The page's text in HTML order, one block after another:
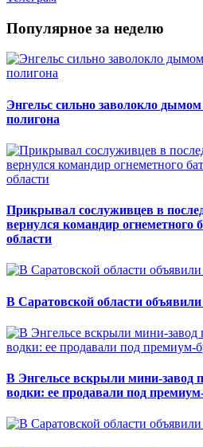
Популярное за неделю
Энгельс сильно заволокло
полигона
Прикрывал сослуживцев в
вернулся командир огнеметного
области
В Саратовской области
В Энгельсе вскрыли мини-завод
водки: ее продавали под